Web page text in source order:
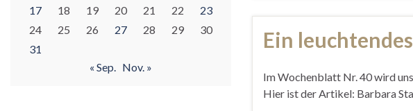
Ein
Im Wochenblatt Nr. 40 wird
Hier ist der Artikel: Barbara
17
18 19 20 21 22
23
24
25 26 27 28 29
30
31
« Sep. Nov. »